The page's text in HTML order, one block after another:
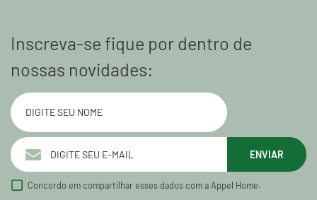
Inscreva-se fique por dentro de
nossas novidades:
ENVIAR
Concordo em compartilhar esses dados com a Appel Home.